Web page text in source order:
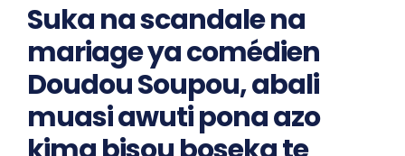
Suka na scandale na
mariage ya comédien
Doudou Soupou, abali
muasi awuti pona azo